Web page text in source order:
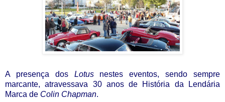
A presença dos Lotusnestes eventos, sendo sempre
marcante, atravessava 30 anos de História da Lendária
Marca de Colin Chapman.